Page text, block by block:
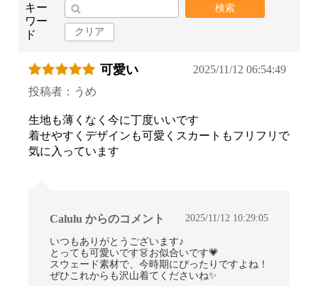
キー
ワー
ド
検索
クリア
可愛い
2025/11/12 06:54:49
投稿者：うめ
生地も薄くなく今に丁度いいです
着せやすくデザインも可愛くスカートもフリフリで
気に入っています
Calulu からのコメント 2025/11/12 10:29:05
いつもありがとうございます♪
とっても可愛いです👗お似合いです💗
スウェード素材で、今時期にぴったりですよね！
ぜひこれからも沢山着てくださいね✨